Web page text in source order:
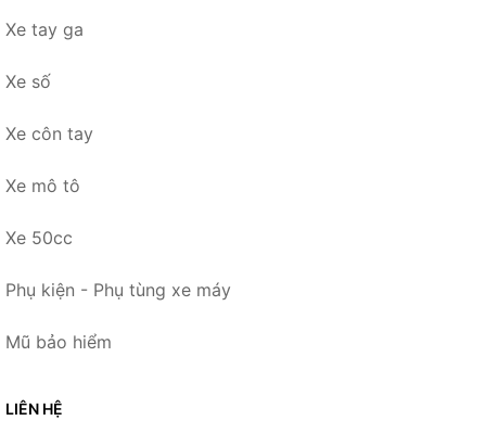
Xe tay ga
Xe số
Xe côn tay
Xe mô tô
Xe 50cc
Phụ kiện - Phụ tùng xe máy
Mũ bảo hiểm
LIÊN HỆ